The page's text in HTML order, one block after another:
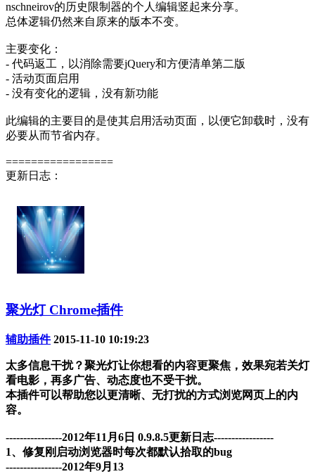
nschneirov的历史限制器的个人编辑竖起来分享。
总体逻辑仍然来自原来的版本不变。
主要变化：
- 代码返工，以消除需要jQuery和方便清单第二版
- 活动页面启用
- 没有变化的逻辑，没有新功能
此编辑的主要目的是使其启用活动页面，以便它卸载时，没有
必要从而节省内存。
=================
更新日志：
聚光灯 Chrome插件
辅助插件 2015-11-10 10:19:23
太多信息干扰？聚光灯让你想看的内容更聚焦，效果宛若关灯
看电影，再多广告、动态度也不受干扰。
本插件可以帮助您以更清晰、无打扰的方式浏览网页上的内
容。
----------------2012年11月6日 0.9.8.5更新日志-----------------
1、修复刚启动浏览器时每次都默认拾取的bug
----------------2012年9月13